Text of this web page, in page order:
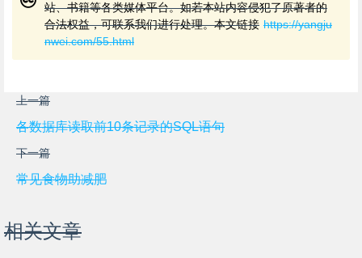
站、书籍等各类媒体平台。如若本站内容侵犯了原著者的
合法权益，可联系我们进行处理。本文链接 https://yangju
nwei.com/55.html
上一篇
各数据库读取前10条记录的SQL语句
下一篇
常见食物助减肥
相关文章